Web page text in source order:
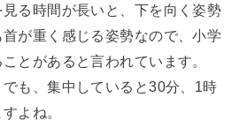
る時間が長いと、下を向く姿勢
が重く感じる姿勢なので、小学
とがあると言われています。
でも、集中していると30分、1時
よね。